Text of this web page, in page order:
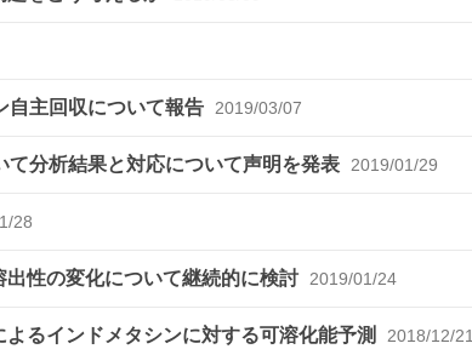
主回収について報告 2019/03/07
分析結果と対応について声明を発表 2019/01/29
28
性の変化について継続的に検討 2019/01/24
るインドメタシンに対する可溶化能予測 2018/12/21